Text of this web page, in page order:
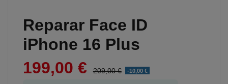
Reparar Face ID
iPhone 16 Plus
199,00 €
209,00 € -10,00 €